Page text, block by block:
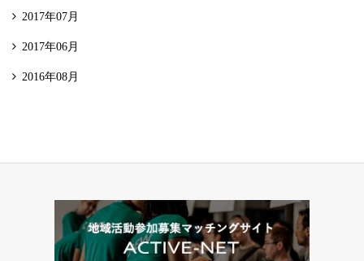
2017年07月
2017年06月
2016年08月